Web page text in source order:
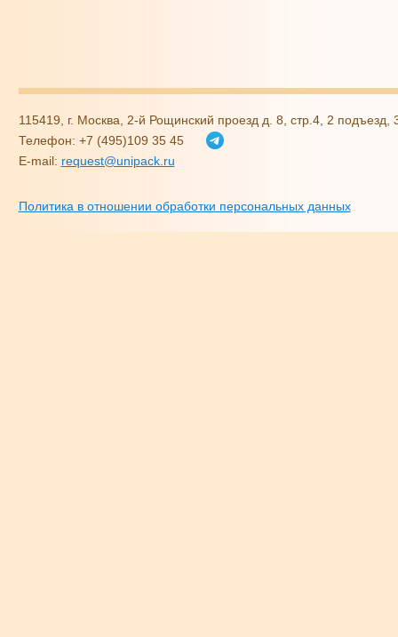
115419, г. Москва, 2-й Рощинский проезд д. 8, стр.4, 2
Телефон: +7 (495)109 35 45
E-mail: request@unipack.ru
Политика в отношении обработки персональных данных